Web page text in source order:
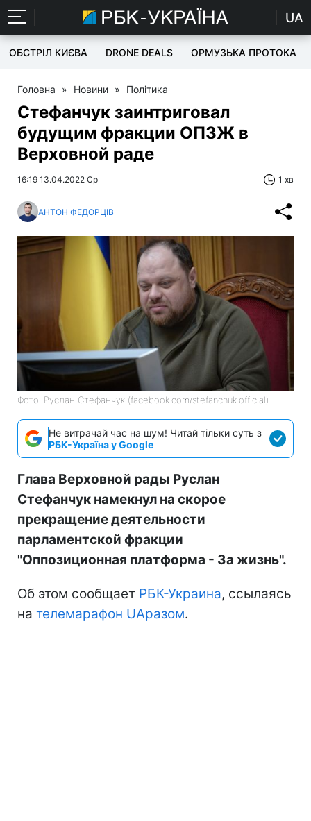
UA
ОБСТРІЛ КИЄВА DRONE DEALS ОРМУЗЬКА ПРОТОКА
Головна » Новини » Політика
Стефанчук заинтриговал
будущим фракции ОПЗЖ в
Верховной раде
16:19 13.04.2022 Ср 1 хв
АНТОН ФЕДОРЦІВ
Фото: Руслан Стефанчук (facebook.com/stefanchuk.official)
Не витрачай час на шум! Читай тільки суть з
РБК-Україна у Google
Глава Верховной рады Руслан
Стефанчук намекнул на скорое
прекращение деятельности
парламентской фракции
"Оппозиционная платформа - За жизнь".
Об этом сообщает РБК-Украина, ссылаясь
на телемарафон UAразом.